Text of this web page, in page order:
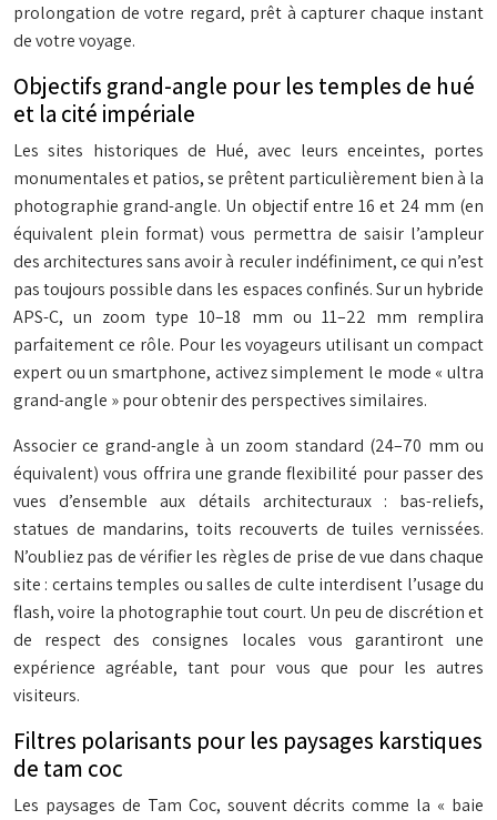
prolongation de votre regard, prêt à capturer chaque instant
de votre voyage.
Objectifs grand-angle pour les temples de hué
et la cité impériale
Les sites historiques de Hué, avec leurs enceintes, portes
monumentales et patios, se prêtent particulièrement bien à la
photographie grand-angle. Un objectif entre 16 et 24 mm (en
équivalent plein format) vous permettra de saisir l’ampleur
des architectures sans avoir à reculer indéfiniment, ce qui n’est
pas toujours possible dans les espaces confinés. Sur un hybride
APS-C, un zoom type 10–18 mm ou 11–22 mm remplira
parfaitement ce rôle. Pour les voyageurs utilisant un compact
expert ou un smartphone, activez simplement le mode « ultra
grand-angle » pour obtenir des perspectives similaires.
Associer ce grand-angle à un zoom standard (24–70 mm ou
équivalent) vous offrira une grande flexibilité pour passer des
vues d’ensemble aux détails architecturaux : bas-reliefs,
statues de mandarins, toits recouverts de tuiles vernissées.
N’oubliez pas de vérifier les règles de prise de vue dans chaque
site : certains temples ou salles de culte interdisent l’usage du
flash, voire la photographie tout court. Un peu de discrétion et
de respect des consignes locales vous garantiront une
expérience agréable, tant pour vous que pour les autres
visiteurs.
Filtres polarisants pour les paysages karstiques
de tam coc
Les paysages de Tam Coc, souvent décrits comme la « baie